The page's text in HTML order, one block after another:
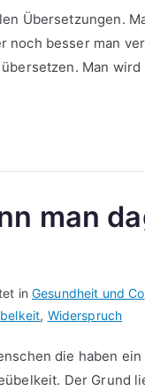
Übersetzungen.
noch besser man
Man
man
in Gesundheit und Co
, Widerspruch
die haben
Der Grund